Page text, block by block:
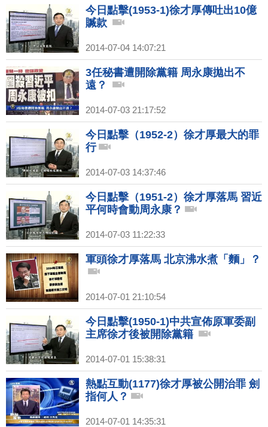
今日點擊(1953-1)徐才厚傳吐出10億
贓款
2014-07-04 14:07:21
3任秘書遭開除黨籍 周永康拋出不
遠？
2014-07-03 21:17:52
今日點擊（1952-2）徐才厚最大的罪
行
2014-07-03 14:37:46
今日點擊（1951-2）徐才厚落馬 習近
平何時會動周永康？
2014-07-03 11:22:33
軍頭徐才厚落馬 北京沸水煮「麵」？
2014-07-01 21:10:54
今日點擊(1950-1)中共宣佈原軍委副
主席徐才後被開除黨籍
2014-07-01 15:38:31
熱點互動(1177)徐才厚被公開治罪 劍
指何人？
2014-07-01 14:35:31